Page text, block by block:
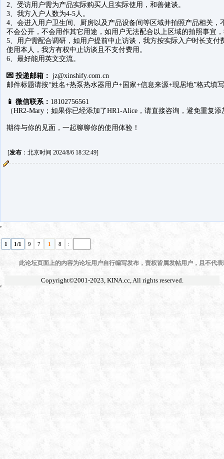
2、受访用户需为产品实际购买人且实际使用，和善健谈。
3、我方入户人数为4-5人。
4、会进入用户卫生间、厨房以及产品设备间等区域并拍照产品相关
不会公开，不会用作其它用途，如用户无法配合以上区域的拍照事宜
5、用户需配合调研，如用户提前中止访谈，我方按实际入户时长支
使用本人，我方有权中止访谈且不支付费用。
6、最好能用英文交流。
💌 投递邮箱： jz@xinshify.com.cn
邮件标题请按“姓名+热泵热水器用户+国家+信息来源+现居地”格式填
📱 微信联系： 18102756561
（HR2-Mary；如果你已经添加了HR1-Alice，请直接咨询，避免重复添
期待与你的见面，一起聊聊你的使用体验！
[发布：北京时间 2024/8/6 18:32:49]
1 1/1 9 7 1 8 :
此论坛页面上的内容为论坛用户自行编写发布，责权皆属发帖用户，且不代
Copyright©2001-2023, KINA.cc, All rights reserved.